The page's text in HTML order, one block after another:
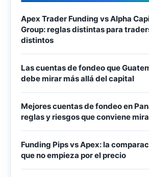
Apex Trader Funding vs Alpha
Group: reglas distintas para
distintos
Las cuentas de fondeo que
debe mirar más allá del capital
Mejores cuentas de fondeo en
reglas y riesgos que conviene
Funding Pips vs Apex: la
que no empieza por el precio